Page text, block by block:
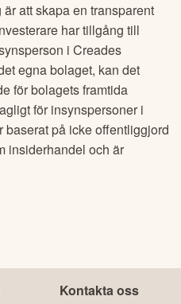
att skapa en transparent
har tillgång till
iCreades
egna bolaget, kan det
för bolagets framtida
för insynspersoner i
baserat på icke offentliggjord
insiderhandel och är
Kontakta oss